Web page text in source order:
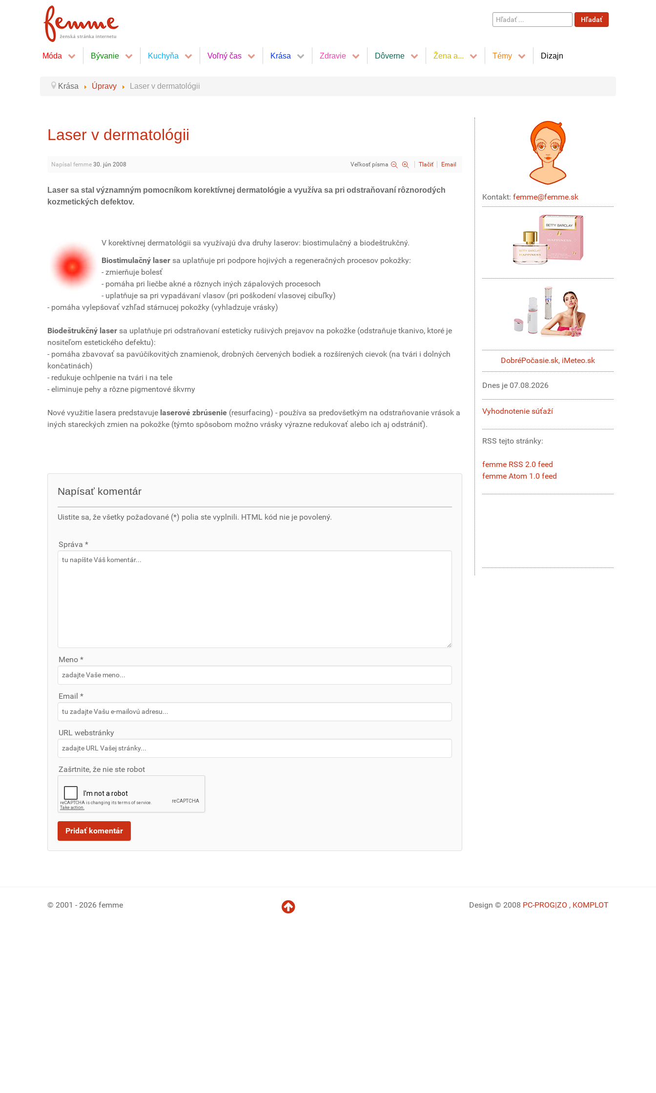
Hľadať
...
Hľadať
Móda Bývanie Kuchyňa Voľný čas Krása Zdravie Dôverne Žena a... Témy Dizajn
Krása Úpravy Laser v dermatológii
Laser v dermatológii
Napísal femme 30. jún 2008 Veľkosť písma Tlačiť Email
Laser sa stal významným pomocníkom korektívnej dermatológie a využíva sa pri odstraňovaní rôznorodých
kozmetických defektov.
V korektívnej dermatológii sa využívajú dva druhy laserov: biostimulačný a biodeštrukčný.
Biostimulačný laser sa uplatňuje pri podpore hojivých a regeneračných procesov pokožky:
- zmierňuje bolesť
- pomáha pri liečbe akné a rôznych iných zápalových procesoch
- uplatňuje sa pri vypadávaní vlasov (pri poškodení vlasovej cibuľky)
- pomáha vylepšovať vzhľad stárnucej pokožky (vyhladzuje vrásky)
Biodeštrukčný laser sa uplatňuje pri odstraňovaní esteticky rušivých prejavov na pokožke (odstraňuje tkanivo, ktoré je
nositeľom estetického defektu):
- pomáha zbavovať sa pavúčikovitých znamienok, drobných červených bodiek a rozšírených cievok (na tvári i dolných
končatinách)
- redukuje ochlpenie na tvári i na tele
- eliminuje pehy a rôzne pigmentové škvrny
Nové využitie lasera predstavuje laserové zbrúsenie (resurfacing) - používa sa predovšetkým na odstraňovanie vrások a
iných stareckých zmien na pokožke (týmto spôsobom možno vrásky výrazne redukovať alebo ich aj odstrániť).
Napísať komentár
Uistite sa, že všetky požadované (*) polia ste vyplnili. HTML kód nie je povolený.
Správa *
Meno *
Email *
URL webstránky
Zašrtnite, že nie ste robot
Kontakt: femme@femme.sk
DobréPočasie.sk, iMeteo.sk
Dnes je 07.08.2026
Vyhodnotenie súťaží
RSS tejto stránky:
femme RSS 2.0 feed
femme Atom 1.0 feed
© 2001 - 2026 femme Design © 2008 PC-PROG|ZO , KOMPLOT